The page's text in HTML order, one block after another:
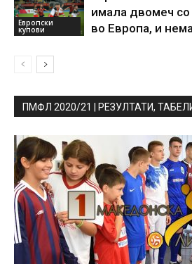
Европски
купови
имала двомеч
во Европа, и
ПМФЛ 2020/21 | РЕЗУЛТАТИ,